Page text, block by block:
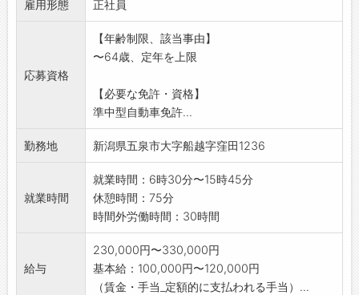
問屋、物流拠点、工場などがあり、日中の業
務となります。
・手作業での荷物の積み込み、積み下ろし作業
があります。
※経験・未経験を問わず、2ヶ月程度は先輩ドラ
イバーが添乗
して指導を行いますので、安心してご応募く
ださい。
許や大型免許
など、会社費用負担で取得可能です。
※変更範囲:会社の定める業務
雇用形態 正社員
応募資格
【年齢制限、該当事由】
〜64歳、定年を上限
【必要な免許・資格】
準中型自動車免許...
勤務地 新潟県五泉市大字船越字窪田1236
就業時間
就業時間：6時30分〜15時45分
休憩時間：75分
時間外労働時間：30時間
給与
230,000円〜330,000円
基本給：100,000円〜120,000円
（賃金・手当_定額的に支払われる手当）...